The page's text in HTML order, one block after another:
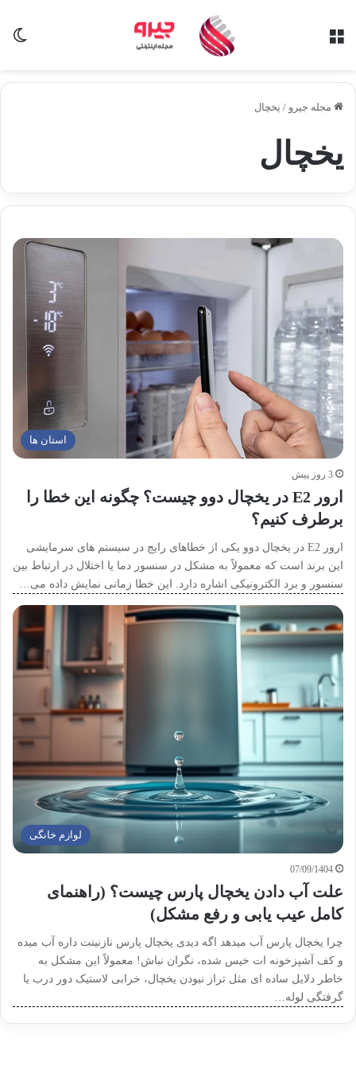
مجله جیرو / یخچال
یخچال
استان ها
3 روز پیش
ارور E2 در یخچال دوو چیست؟ چگونه این خطا را
برطرف کنیم؟
ارور E2 در یخچال دوو یکی از خطاهای رایج در سیستم های سرمایشی
این برند است که معمولاً به مشکل در سنسور دما یا اختلال در ارتباط بین
سنسور و برد الکترونیکی اشاره دارد. این خطا زمانی نمایش داده می…
لوازم خانگی
07/09/1404
علت آب دادن یخچال پارس چیست؟ (راهنمای
کامل عیب یابی و رفع مشکل)
چرا یخچال پارس آب میدهد اگه دیدی یخچال پارس نازنینت داره آب میده
و کف آشپزخونه ات خیس شده، نگران نباش! معمولاً این مشکل به
خاطر دلایل ساده ای مثل تراز نبودن یخچال، خرابی لاستیک دور درب یا
گرفتگی لوله…